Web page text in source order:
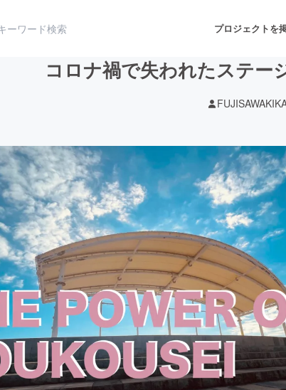
プロジェクトを
アート・写真 音楽
テクノロジー・ガジェット ゲーム・サービス開発
映像・映画 書籍・雑誌出版
ビジネス・起業 チャレンジ
まちづくり・地域活性化
CAMPFIRE
コロナ禍で失われたステー